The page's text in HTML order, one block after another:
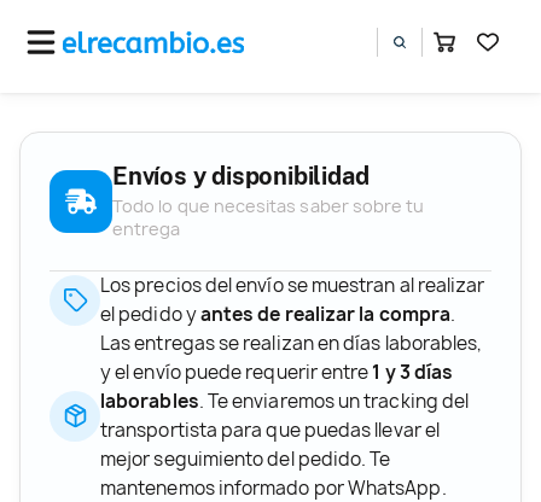
Envíos y disponibilidad
Todo lo que necesitas saber sobre tu
entrega
Los precios del envío se muestran al realizar
el pedido yantes de realizar la compra.
Las entregas se realizan en días laborables,
y el envío puede requerir entre1 y 3 días
laborables. Te enviaremos un tracking del
transportista para que puedas llevar el
mejor seguimiento del pedido. Te
mantenemos informado por WhatsApp.